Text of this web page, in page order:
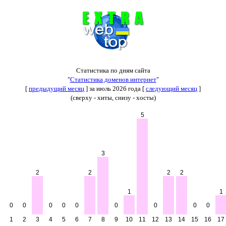
Статистика по дням сайта
"Статистика доменов интернет"
[ предыдущий месяц ] за июль 2026 года [ следующий месяц ]
(сверху - хиты, снизу - хосты)
0
1
0
2
2
3
0
4
0
5
0
6
2
7
3
8
0
9
1
10
5
11
0
12
2
13
2
14
0
15
0
16
1
17